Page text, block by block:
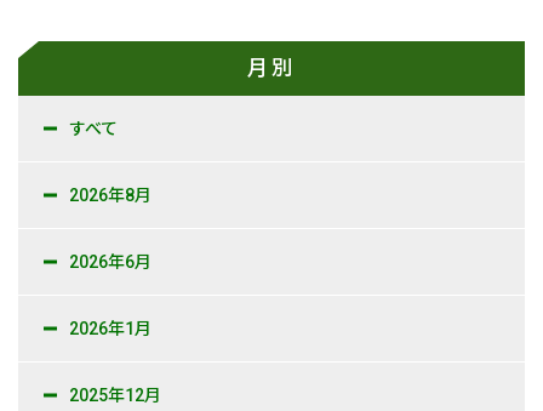
月別
すべて
2026年8月
2026年6月
2026年1月
2025年12月
採用メッセージ
一般採用 アグリ事業部